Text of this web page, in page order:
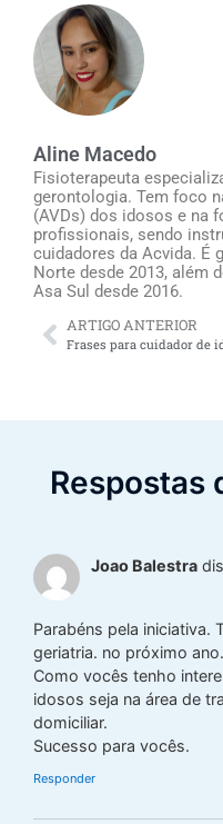
Aline Macedo
Fisioterapeuta
gerontologia. Tem foco
(AVDs) dos idosos e na
profissionais, sendo
cuidadores da Acvida. É
Norte desde 2013, além
Asa Sul desde 2016.
ARTIGO ANTERIOR
Respostas
Joao Balestra
Parabéns pela iniciativa.
geriatria. no próximo ano.
Como vocês tenho
idosos seja na área de
domiciliar.
Sucesso para vocês.
Responder